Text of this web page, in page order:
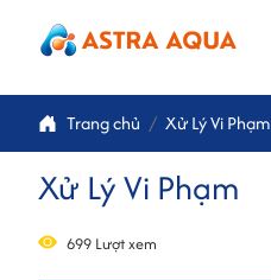
Trang chủ Xử Lý Vi Phạm
Xử Lý Vi Phạm
699 Lượt xem